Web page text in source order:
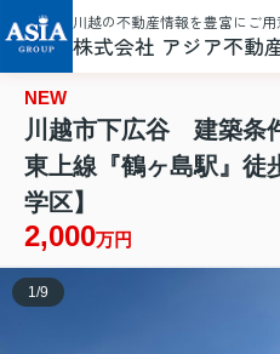
川越の不動産情報を豊富にご用
株式会社 アジア不動
NEW
川越市下広谷 建築条
東上線『鶴ヶ島駅』
学区】
2,000万円
1 /9